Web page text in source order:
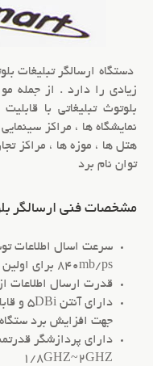
دستگاه ارسالگرتبلیغات
زیادی را دارد . از جمله
بلوتوث تبلیغاتی با
نمایشگاه ها ، مراکز
هتل ها ، موزه ها ، مراکز
توان نام برد
مشخصات فنی ارسالگر
840mb/ps برای اولین بار در ایران
قدرت ارسال اطلاعات از
جهت افزایش برد ستگاه
1/8GHZ~2GHZ